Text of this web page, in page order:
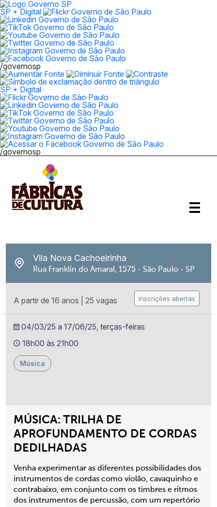
SP + Digital
/governosp
SP + Digital
/governosp
MÚSICA: TRILHA DE
APROFUNDAMENTO DE CORDAS
DEDILHADAS
Venha experimentar as diferentes possibilidades dos
instrumentos de cordas como violão, cavaquinho e
contrabaixo, em conjunto com os timbres e ritmos
dos instrumentos de percussão, com um repertório
Vila Nova Cachoeirinha
Rua Franklin do Amaral, 1575 - São Paulo - SP
A partir de 16 anos 25 vagas inscrições abertas
04/03/25 a 17/06/25, terças-feiras
18h00 às 21h00
Música